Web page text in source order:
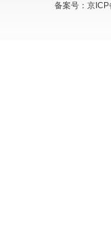
备案号：京